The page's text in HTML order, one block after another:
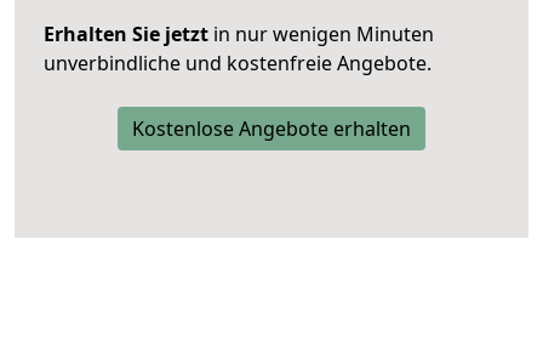
Erhalten Sie jetzt in nur wenigen Minuten
unverbindliche und kostenfreie Angebote.
Kostenlose Angebote erhalten